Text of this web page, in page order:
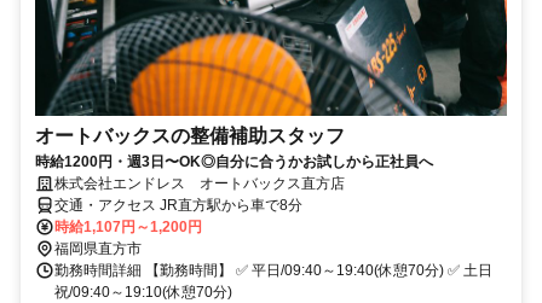
オートバックスの整備補助スタッフ
時給1200円・週3日〜OK◎自分に合うかお試しから正社員へ
株式会社エンドレス オートバックス直方店
交通・アクセス JR直方駅から車で8分
時給1,107円～1,200円
福岡県直方市
勤務時間詳細 【勤務時間】 ✅ 平日/09:40～19:40(休憩70分) ✅ 土日
祝/09:40～19:10(休憩70分)